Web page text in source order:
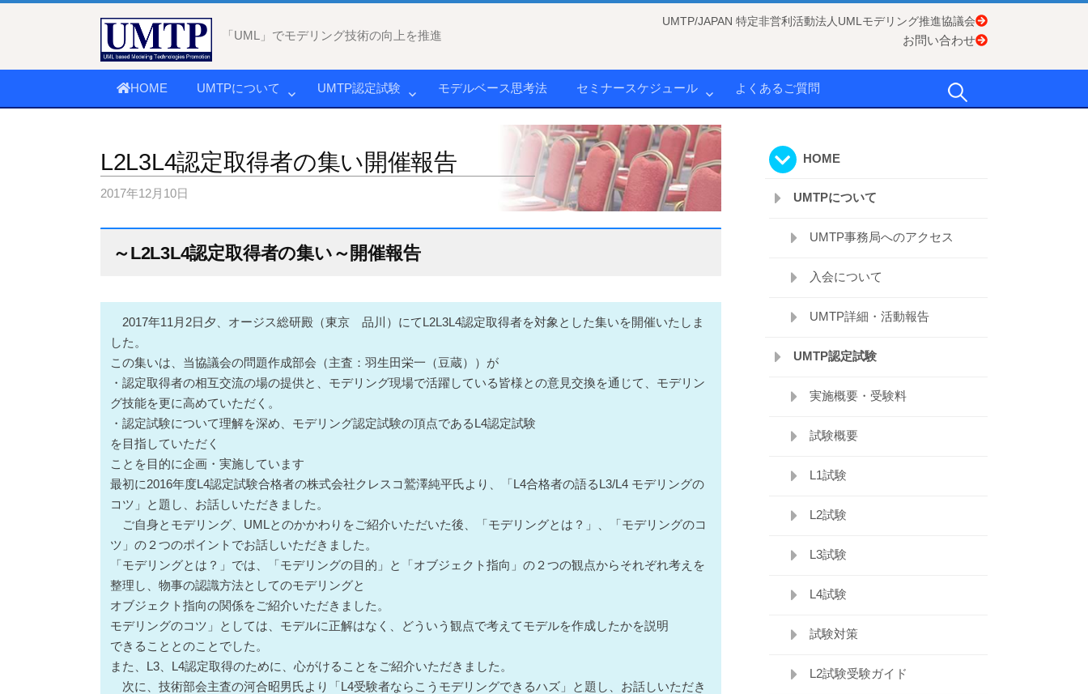
「UML」でモデリング技術の向上を推進
UMTP/JAPAN 特定非営利活動法人UMLモデリング推進協議会
お問い合わせ
HOME UMTPについて UMTP認定試験 モデルベース思考法 セミナースケジュール よくあるご質問 検
L2L3L4認定取得者の集い開催報告
2017年12月10日
～L2L3L4認定取得者の集い～開催報告
2017年11月2日夕、オージス総研殿（東京 品川）にてL2L3L4認定取得者を対象とした集いを開催いたしま
した。
この集いは、当協議会の問題作成部会（主査：羽生田栄一（豆蔵））が
・認定取得者の相互交流の場の提供と、モデリング現場で活躍している皆様との意見交換を通じて、モデリン
グ技能を更に高めていただく。
・認定試験について理解を深め、モデリング認定試験の頂点であるL4認定試験
を目指していただく
ことを目的に企画・実施しています
最初に2016年度L4認定試験合格者の株式会社クレスコ鷲澤純平氏より、「L4合格者の語るL3/L4 モデリングの
コツ」と題し、お話しいただきました。
ご自身とモデリング、UMLとのかかわりをご紹介いただいた後、「モデリングとは？」、「モデリングのコ
ツ」の２つのポイントでお話しいただきました。
「モデリングとは？」では、「モデリングの目的」と「オブジェクト指向」の２つの観点からそれぞれ考えを
整理し、物事の認識方法としてのモデリングと
オブジェクト指向の関係をご紹介いただきました。
モデリングのコツ」としては、モデルに正解はなく、どういう観点で考えてモデルを作成したかを説明
できることとのことでした。
また、L3、L4認定取得のために、心がけることをご紹介いただきました。
次に、技術部会主査の河合昭男氏より「L4受験者ならこうモデリングできるハズ」と題し、お話しいただき
HOME
UMTPについて
UMTP事務局へのアクセス
入会について
UMTP詳細・活動報告
UMTP認定試験
実施概要・受験料
試験概要
L1試験
L2試験
L3試験
L4試験
試験対策
L2試験受験ガイド